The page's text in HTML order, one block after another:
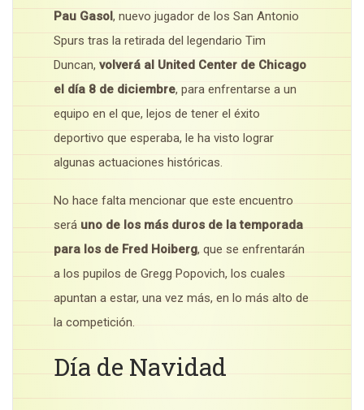
Pau Gasol , nuevo jugador de los San Antonio
Spurs tras la retirada del legendario Tim
Duncan, volverá al United Center de Chicago
el día 8 de diciembre, para enfrentarse a un
equipo en el que, lejos de tener el éxito
deportivo que esperaba, le ha visto lograr
algunas actuaciones históricas.
No hace falta mencionar que este encuentro
será uno de los más duros de la temporada
para los de Fred Hoiberg, que se enfrentarán
a los pupilos de Gregg Popovich, los cuales
apuntan a estar, una vez más, en lo más alto de
la competición.
Día de Navidad